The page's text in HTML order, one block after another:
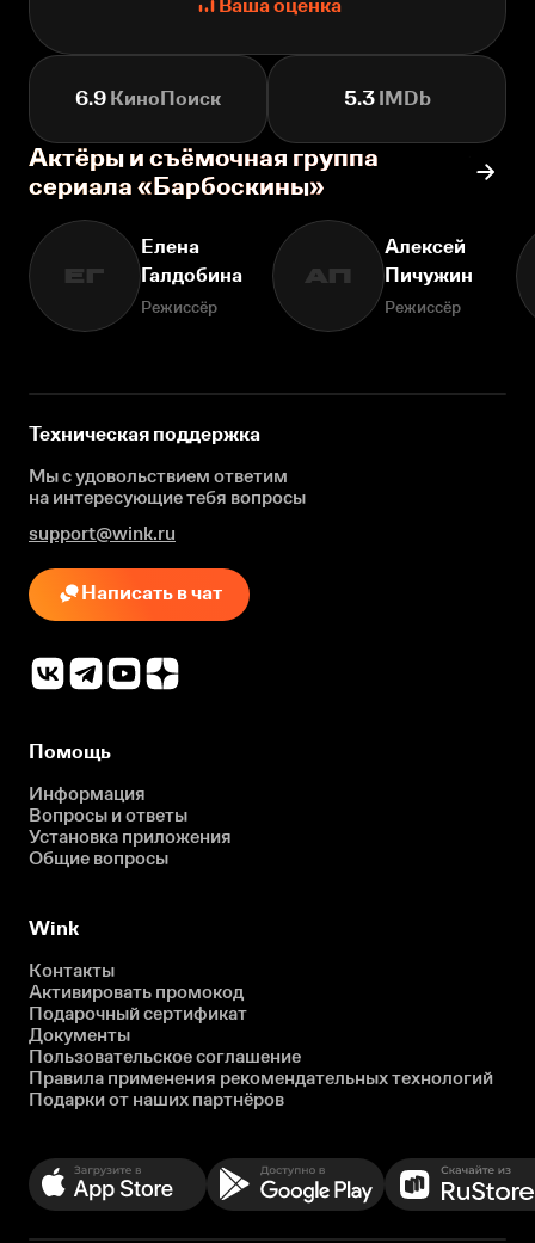
Ваша оценка
6.9 КиноПоиск 5.3IMDb
Актёры и съёмочная группа
сериала «Барбоскины»
ЕГ
Елена
Галдобина
Режиссёр
АП
Алексей
Пичужин
Режиссёр
Техническая поддержка
Мы с удовольствием ответим
на интересующиетебя вопросы
support@wink.ru
Написать в чат
Помощь
Информация
Вопросы и ответы
Установка приложения
Общие вопросы
Wink
Контакты
Активировать промокод
Подарочный сертификат
Документы
Пользовательское соглашение
Правила применения рекомендательных технологий
Подарки от наших партнёров